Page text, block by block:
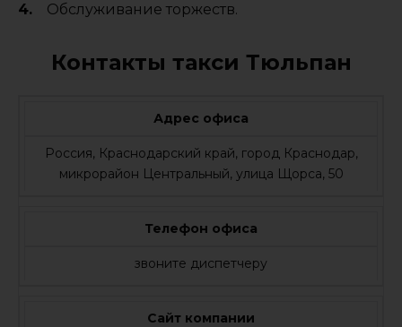
Обслуживание торжеств.
Контакты такси Тюльпан
Адрес офиса
Россия, Краснодарский край, город Краснодар,
микрорайон Центральный, улица Щорса, 50
Телефон офиса
звоните диспетчеру
Сайт компании